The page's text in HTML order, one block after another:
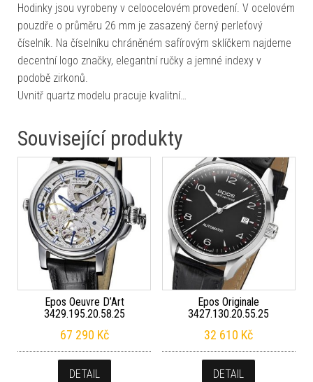
Hodinky jsou vyrobeny v celoocelovém provedení. V ocelovém
pouzdře o průměru 26 mm je zasazený černý perleťový
číselník. Na číselníku chráněném safírovým sklíčkem najdeme
decentní logo značky, elegantní ručky a jemné indexy v
podobě zirkonů.
Uvnitř quartz modelu pracuje kvalitní…
Související produkty
Epos Oeuvre D’Art
3429.195.20.58.25
67 290 Kč
DETAIL
Epos Originale
3427.130.20.55.25
32 610 Kč
DETAIL